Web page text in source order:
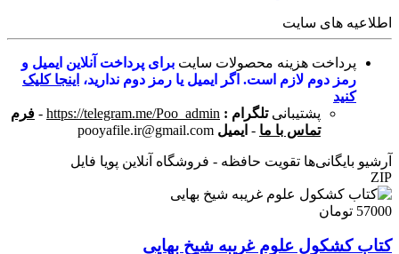
اطلاعیه های سایت
پرداخت هزینه محصولات سایت برای پرداخت آنلاین ایمیل و
رمز دوم لازم است. اگر ایمیل یا رمز دوم ندارید، اینجا کلیک
کنید
پشتیبانی تلگرام : https://telegram.me/Poo_admin
- فرم
تماس با ما - ایمیل pooyafile.ir@gmail.com
آرشیو بایگانی‌ها تقویت حافظه - فروشگاه آنلاین پویا فایل
ZIP
57000 تومان
کتاب کشکول علوم غریبه شیخ بهایی